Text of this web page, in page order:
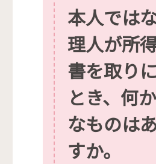
本人では
理人が所
書を取り
とき、何
なものは
すか。